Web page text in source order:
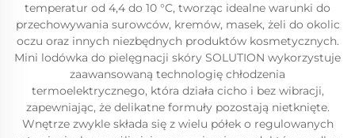
temperatur od 4,4 do 10 °C, tworząc idealne warunki do
przechowywania surowców, kremów, masek, żeli do okolic
oczu oraz innych niezbędnych produktów kosmetycznych.
Mini lodówka do pielęgnacji skóry SOLUTION wykorzystuje
zaawansowaną technologię chłodzenia
termoelektrycznego, która działa cicho i bez wibracji,
zapewniając, że delikatne formuły pozostają nietknięte.
Wnętrze zwykle składa się z wielu półek o regulowanych